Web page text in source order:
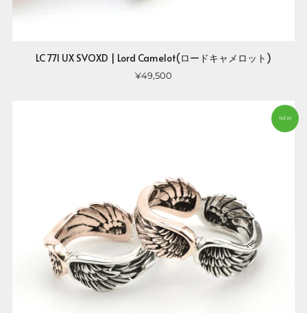
LC 771 UX SVOXD | Lord Camelot(ロードキャメロット)
¥49,500
NEW